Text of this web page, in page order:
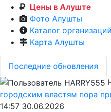
Цены в Алуште
Фото Алушты
Каталог организаций
Карта Алушты
Последние обновления
городским властям пора
14:57 30.06.2026